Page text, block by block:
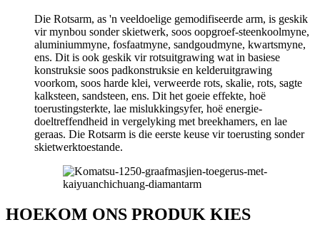
Die Rotsarm, as 'n veeldoelige gemodifiseerde arm, is geskik
vir mynbou sonder skietwerk, soos oopgroef-steenkoolmyne,
aluminiummyne, fosfaatmyne, sandgoudmyne, kwartsmyne,
ens. Dit is ook geskik vir rotsuitgrawing wat in basiese
konstruksie soos padkonstruksie en kelderuitgrawing
voorkom, soos harde klei, verweerde rots, skalie, rots, sagte
kalksteen, sandsteen, ens. Dit het goeie effekte, hoë
toerustingsterkte, lae mislukkingsyfer, hoë energie-
doeltreffendheid in vergelyking met breekhamers, en lae
geraas. Die Rotsarm is die eerste keuse vir toerusting sonder
skietwerktoestande.
HOEKOM ONS PRODUK KIES